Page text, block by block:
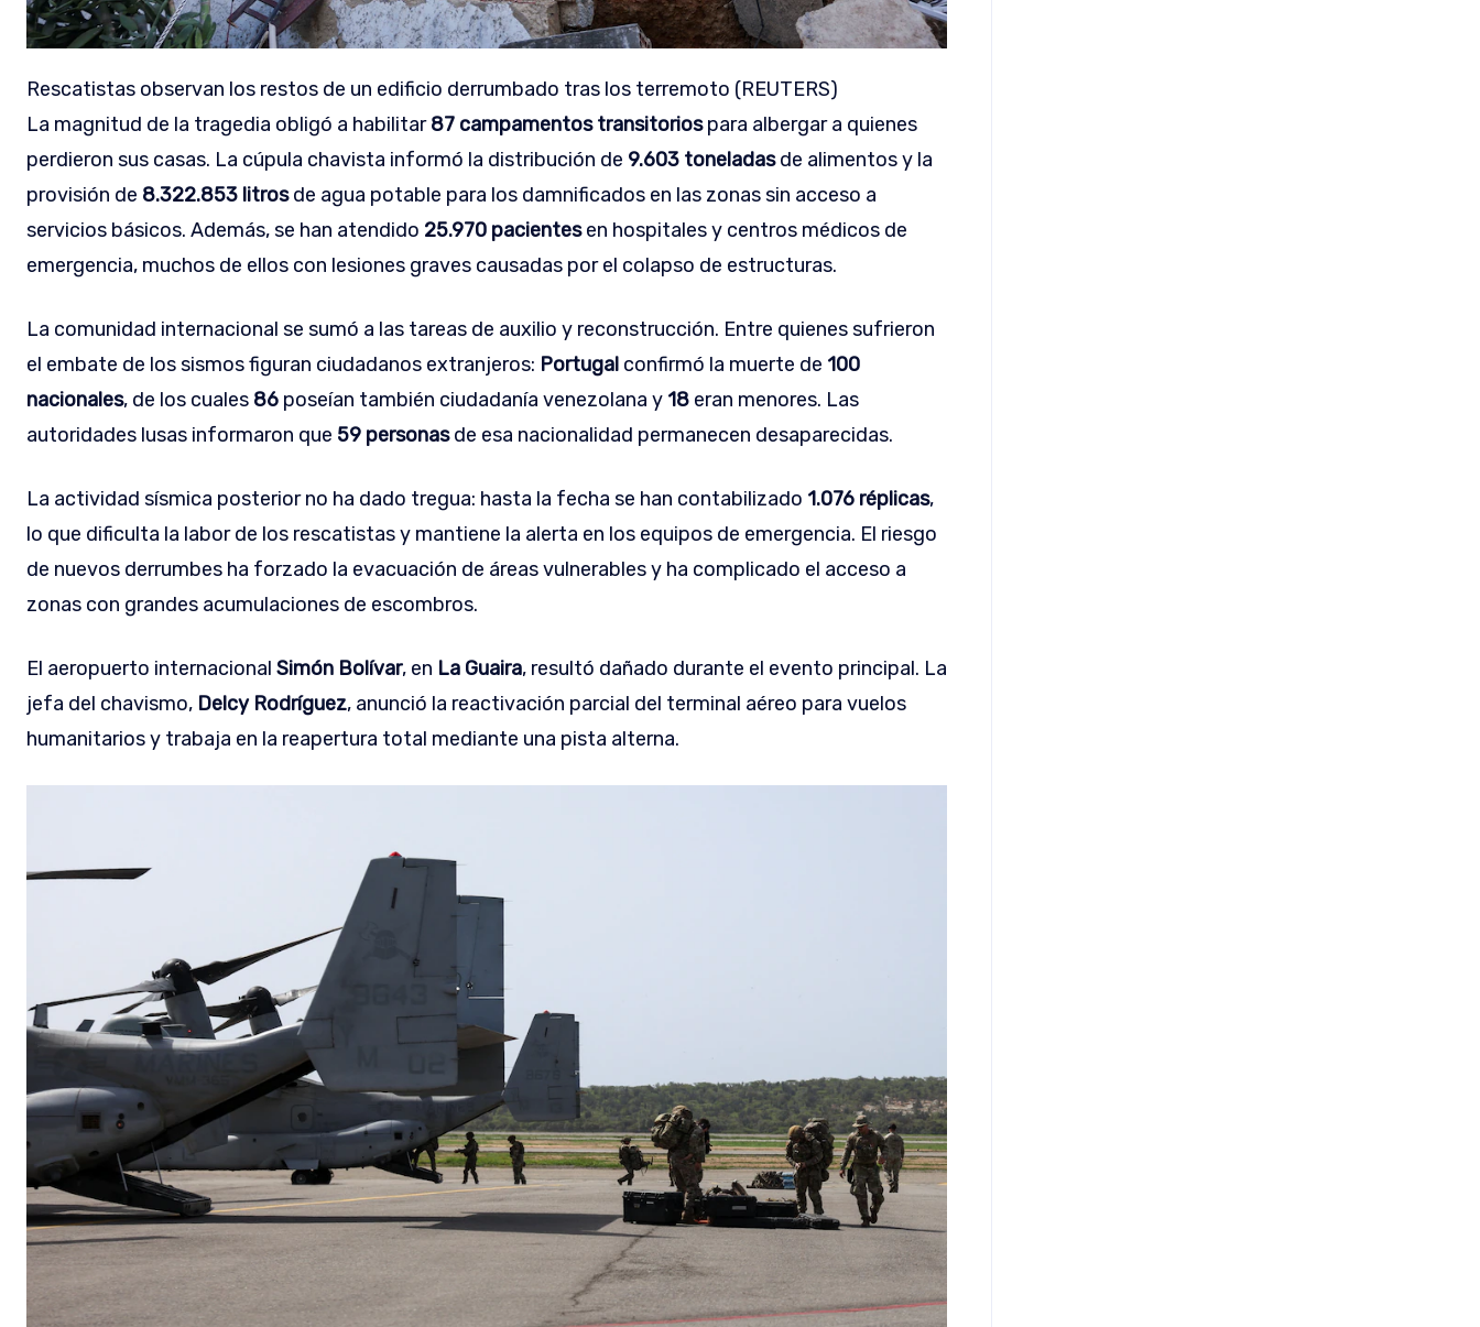
Rescatistas observan los restos de un edificio derrumbado tras los terremoto (REUTERS)
La magnitud de la tragedia obligó a habilitar87 campamentos transitoriospara albergar a quienes
perdieron sus casas. La cúpula chavista informó la distribución de 9.603 toneladasde alimentos y la
provisión de 8.322.853 litrosde agua potable para los damnificados en las zonas sin acceso a
servicios básicos. Además, se han atendido 25.970 pacientesen hospitales y centros médicos de
emergencia, muchos de ellos con lesiones graves causadas por el colapso de estructuras.
La comunidad internacional se sumó a las tareas de auxilio y reconstrucción. Entre quienes sufrieron
el embate de los sismos figuran ciudadanos extranjeros: Portugal confirmó la muerte de 100
nacionales, de los cuales 86 poseían también ciudadanía venezolana y 18 eran menores. Las
autoridades lusas informaron que 59 personasde esa nacionalidad permanecen desaparecidas.
La actividad sísmica posterior no ha dado tregua: hasta la fecha se han contabilizado 1.076 réplicas,
lo que dificulta la labor de los rescatistas y mantiene la alerta en los equipos de emergencia. El riesgo
de nuevos derrumbes ha forzado la evacuación de áreas vulnerables y ha complicado el acceso a
zonas con grandes acumulaciones de escombros.
El aeropuerto internacional Simón Bolívar, en La Guaira, resultó dañado durante el evento principal. La
jefa del chavismo, Delcy Rodríguez, anunció la reactivación parcial del terminal aéreo para vuelos
humanitarios y trabaja en la reapertura total mediante una pista alterna.